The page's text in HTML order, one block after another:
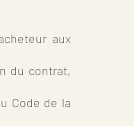
aux
du contrat,
Code de la